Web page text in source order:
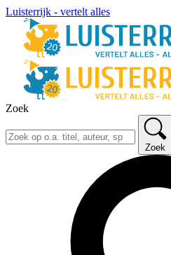
Luisterrijk - vertelt alles
Zoek
Zoek